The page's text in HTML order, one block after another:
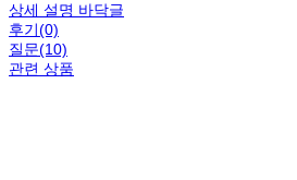
상세 설명 바닥글
후기(0)
질문(10)
관련 상품